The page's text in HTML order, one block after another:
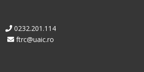
0232.201.114
ftrc@uaic.ro